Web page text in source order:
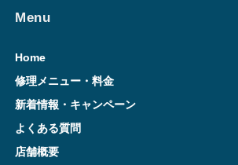
Menu
Home
修理メニュー・料金
新着情報・キャンペーン
よくある質問
店舗概要